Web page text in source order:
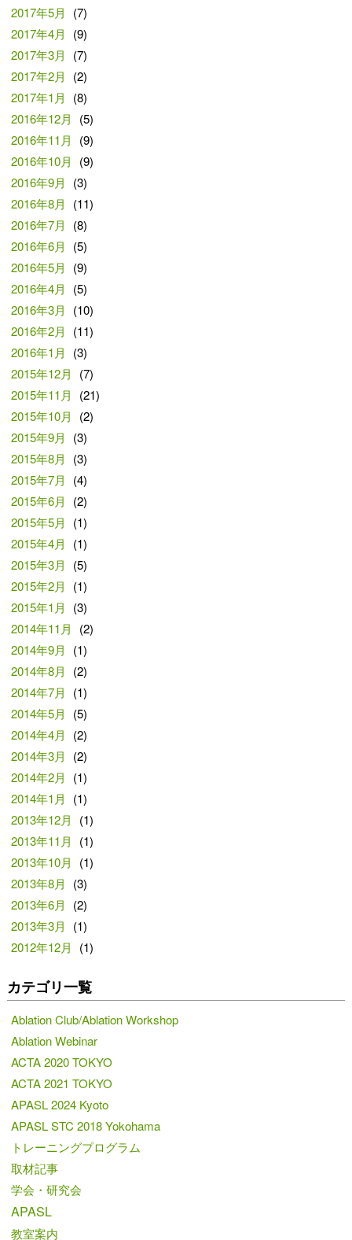
2017年5月
(7)
2017年4月
(9)
2017年3月
(7)
2017年2月
(2)
2017年1月
(8)
2016年12月
(5)
2016年11月
(9)
2016年10月
(9)
2016年9月
(3)
2016年8月
(11)
2016年7月
(8)
2016年6月
(5)
2016年5月
(9)
2016年4月
(5)
2016年3月
(10)
2016年2月
(11)
2016年1月
(3)
2015年12月
(7)
2015年11月
(21)
2015年10月
(2)
2015年9月
(3)
2015年8月
(3)
2015年7月
(4)
2015年6月
(2)
2015年5月
(1)
2015年4月
(1)
2015年3月
(5)
2015年2月
(1)
2015年1月
(3)
2014年11月
(2)
2014年9月
(1)
2014年8月
(2)
2014年7月
(1)
2014年5月
(5)
2014年4月
(2)
2014年3月
(2)
2014年2月
(1)
2014年1月
(1)
2013年12月
(1)
2013年11月
(1)
2013年10月
(1)
2013年8月
(3)
2013年6月
(2)
2013年3月
(1)
2012年12月
(1)
カテゴリ一覧
Ablation Club/Ablation Workshop
Ablation Webinar
ACTA 2020 TOKYO
ACTA 2021 TOKYO
APASL 2024 Kyoto
APASL STC 2018 Yokohama
トレーニングプログラム
取材記事
学会・研究会
APASL
教室案内